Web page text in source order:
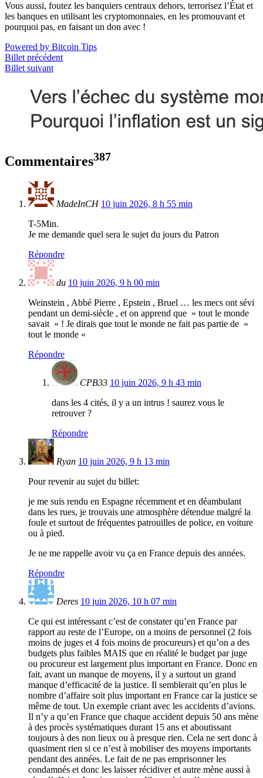
Vous aussi, foutez les banquiers centraux dehors, terrorisez l’État et
les banques en utilisant les cryptomonnaies, en les promouvant et
pourquoi pas, en faisant un don avec !
Powered by Bitcoin Tips
Billet précédent
Billet suivant
Commentaires387
MadeInCH 10 juin 2026, 8 h 55 min
T-5Min.
Je me demande quel sera le sujet du jours du Patron
Répondre
du 10 juin 2026, 9 h 00 min
Weinstein , Abbé Pierre , Epstein , Bruel … les mecs ont sévi
pendant un demi-siècle , et on apprend que » tout le monde
savait » ! Je dirais que tout le monde ne fait pas partie de »
tout le monde «
Répondre
CPB33 10 juin 2026, 9 h 43 min
dans les 4 cités, il y a un intrus ! saurez vous le
retrouver ?
Répondre
Ryan 10 juin 2026, 9 h 13 min
Pour revenir au sujet du billet:
je me suis rendu en Espagne récemment et en déambulant
dans les rues, je trouvais une atmosphère détendue malgré la
foule et surtout de fréquentes patrouilles de police, en voiture
ou à pied.
Je ne me rappelle avoir vu ça en France depuis des années.
Répondre
Deres 10 juin 2026, 10 h 07 min
Ce qui est intéressant c’est de constater qu’en France par
rapport au reste de l’Europe, on a moins de personnel (2 fois
moins de juges et 4 fois moins de procureurs) et qu’on a des
budgets plus faibles MAIS que en réalité le budget par juge
ou procureur est largement plus important en France. Donc en
fait, avant un manque de moyens, il y a surtout un grand
manque d’efficacité de la justice. Il semblerait qu’en plus le
nombre d’affaire soit plus important en France car la justice se
même de tout. Un exemple criant avec les accidents d’avions.
Il n’y a qu’en France que chaque accident depuis 50 ans mène
à des procès systématiques durant 15 ans et aboutissant
toujours à des non lieux ou à presque rien. Cela ne sert donc à
quasiment rien si ce n’est à mobiliser des moyens importants
pendant des années. Le fait de ne pas emprisonner les
condamnés et donc les laisser récidiver et autre mène aussi à